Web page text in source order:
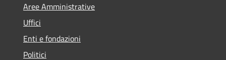
Aree Amministrative
Uffici
Enti e fondazioni
Politici